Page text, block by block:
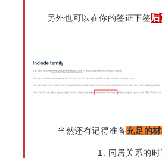
另外也可以在你的签证下签
当然还有记得准备充足的
1. 同居关系的时